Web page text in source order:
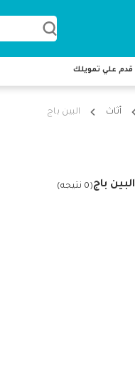
قدم علي تمويلك
أثاث البين باج
البين باج(
0 نتيجه)